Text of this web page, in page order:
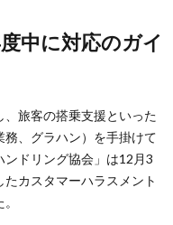
旅客の搭乗支援といった
、グラハン）を手掛けて
ドリング協会」は12月3
カスタマーハラスメント